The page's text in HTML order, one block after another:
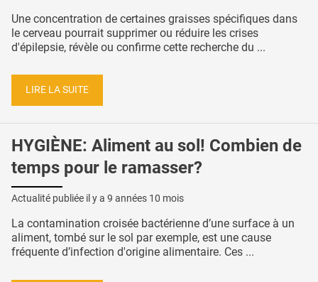
Une concentration de certaines graisses spécifiques dans
le cerveau pourrait supprimer ou réduire les crises
d'épilepsie, révèle ou confirme cette recherche du ...
LIRE LA SUITE
HYGIÈNE: Aliment au sol! Combien de
temps pour le ramasser?
Actualité publiée il y a 9 années 10 mois
La contamination croisée bactérienne d’une surface à un
aliment, tombé sur le sol par exemple, est une cause
fréquente d’infection d'origine alimentaire. Ces ...